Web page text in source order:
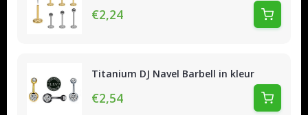
€2,24
Titanium DJ Navel Barbell in kleur
€2,54